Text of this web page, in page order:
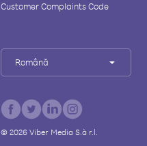
Customer Complaints Code
Română
© 2026Viber Media S.à r.l.